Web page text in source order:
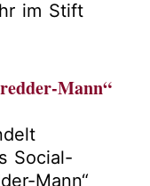
im Stift
Mann“
Social-
Mann“